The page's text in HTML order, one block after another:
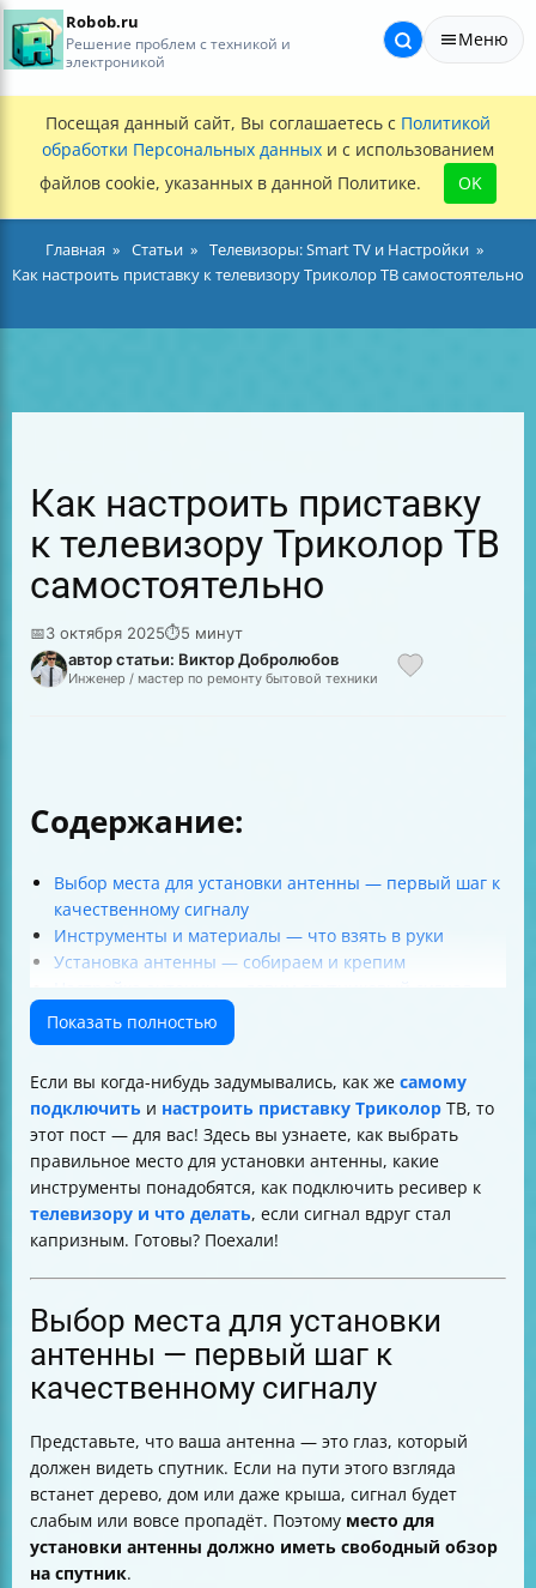
Robob.ru
Решение проблем с техникой и
электроникой
Меню
Посещая данный сайт, Вы соглашаетесь с Политикой
обработки Персональных данных и с использованием
файлов cookie, указанных в данной Политике.
OK
Главная Статьи
Телевизоры: Smart TV и Настройки
Как настроить приставку к телевизору Триколор ТВ самостоятельно
Как настроить приставку
к телевизору Триколор ТВ
самостоятельно
📅3 октября 2025⏱5 минут
автор статьи: Виктор Добролюбов
Инженер / мастер по ремонту бытовой техники
Содержание:
Выбор места для установки антенны — первый шаг к
качественному сигналу
Инструменты и материалы — что взять в руки
Установка антенны — собираем и крепим
Подключение ресивера к телевизору — выбираем
разъёмы
Настройка ресивера — поиск каналов и сброс
настроек
Качество кабеля и герметизация — залог
стабильного сигнала
Что делать, если сигнал пропадает при плохой
погоде
Подключение через дилера — когда стоит доверить
профессионалам
Итоговая таблица основных шагов
Показать полностью
Если вы когда-нибудь задумывались, как же самому
подключить и настроить приставку Триколор ТВ, то
этот пост — для вас! Здесь вы узнаете, как выбрать
правильное место для установки антенны, какие
инструменты понадобятся, как подключить ресивер к
телевизору и что делать, если сигнал вдруг стал
капризным. Готовы? Поехали!
Выбор места для установки
антенны — первый шаг к
качественному сигналу
Представьте, что ваша антенна — это глаз, который
должен видеть спутник. Если на пути этого взгляда
встанет дерево, дом или даже крыша, сигнал будет
слабым или вовсе пропадёт. Поэтому место для
установки антенны должно иметь свободный обзор
на спутник.